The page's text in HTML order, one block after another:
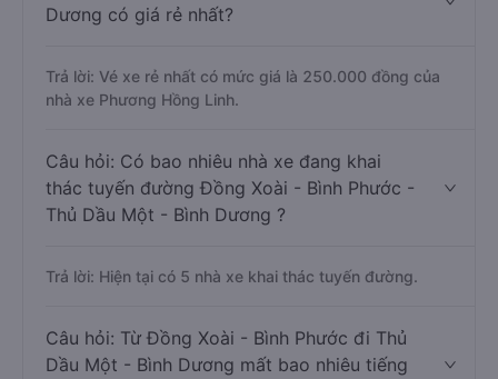
Dương có giá rẻ nhất?
Trả lời: Vé xe rẻ nhất có mức giá là 250.000 đồng của
nhà xe Phương Hồng Linh.
Câu hỏi: Có bao nhiêu nhà xe đang khai
thác tuyến đường Đồng Xoài - Bình Phước -
Thủ Dầu Một - Bình Dương ?
Trả lời: Hiện tại có 5 nhà xe khai thác tuyến đường.
Câu hỏi: Từ Đồng Xoài - Bình Phước đi Thủ
Dầu Một - Bình Dương mất bao nhiêu tiếng